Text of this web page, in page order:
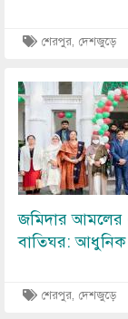
শেরপুর, দেশজুড়ে
Image
জমিদার আমলের
বাতিঘর: আধুনিক
শেরপুর, দেশজুড়ে